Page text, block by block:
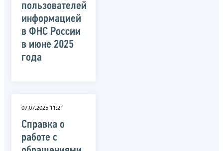
пользователей
информацией
в ФНС России
в июне 2025
года
07.07.2025 11:21
Справка о
работе с